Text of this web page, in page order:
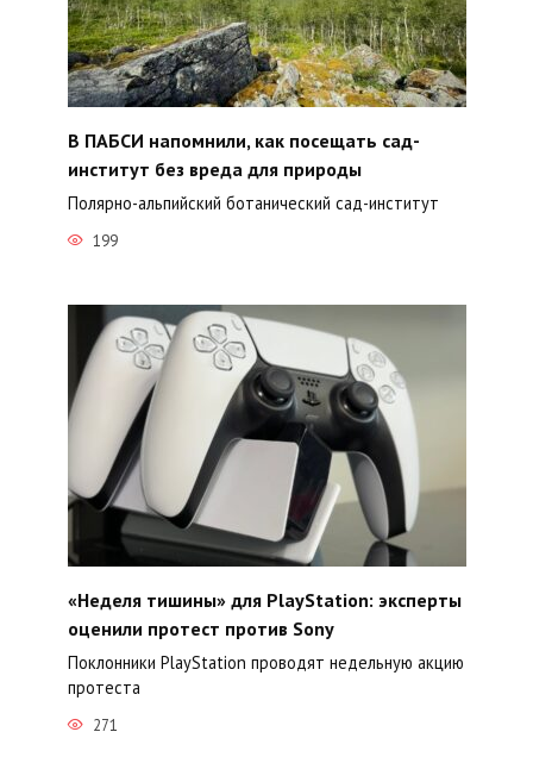
В ПАБСИ напомнили, как посещать сад-
институт без вреда для природы
Полярно-альпийский ботанический сад-институт
199
«Неделя тишины» для PlayStation: эксперты
оценили протест против Sony
Поклонники PlayStation проводят недельную акцию
протеста
271